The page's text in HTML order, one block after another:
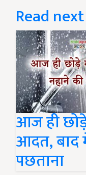
Read next
आज ही
आदत, बाद
पछताना